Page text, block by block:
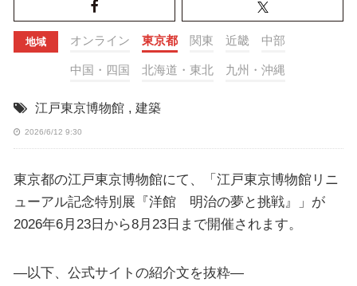
地域 オンライン 東京都 関東 近畿 中部
中国・四国 北海道・東北 九州・沖縄
江戸東京博物館 , 建築
2026/6/12 9:30
東京都の江戸東京博物館にて、「江戸東京博物館リニ
ューアル記念特別展『洋館 明治の夢と挑戦』」が
2026年6月23日から8月23日まで開催されます。
—以下、公式サイトの紹介文を抜粋—